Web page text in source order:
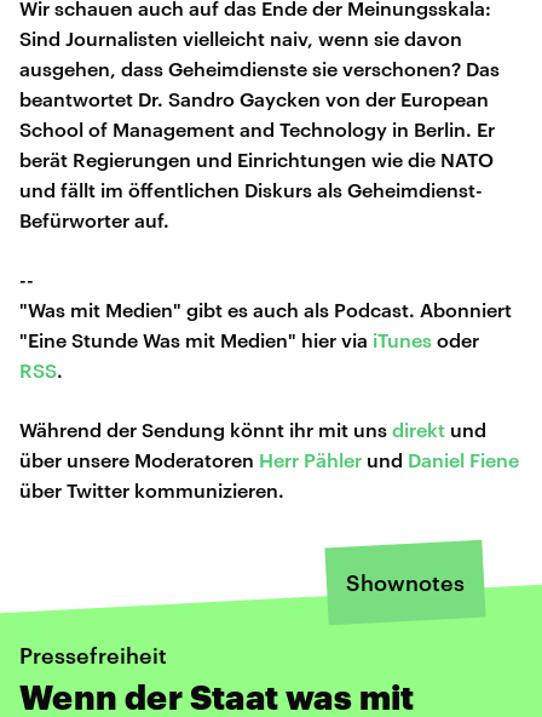
Wir schauen auch auf das Ende der Meinungsskala:
Sind Journalisten vielleicht naiv, wenn sie davon
ausgehen, dass Geheimdienste sie verschonen? Das
beantwortet Dr. Sandro Gaycken von der European
School of Management and Technology in Berlin. Er
berät Regierungen und Einrichtungen wie die NATO
und fällt im öffentlichen Diskurs als Geheimdienst-
Befürworter auf.
--
"Was mit Medien" gibt es auch als Podcast. Abonniert
"Eine Stunde Was mit Medien" hier via iTunes oder
RSS.
Während der Sendung könnt ihr mit uns direkt und
über unsere Moderatoren Herr Pähler und Daniel Fiene
über Twitter kommunizieren.
Shownotes
Pressefreiheit
Wenn der Staat was mit